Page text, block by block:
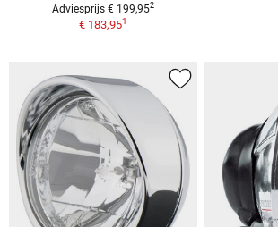
Adviesprijs € 199,952
€ 183,951